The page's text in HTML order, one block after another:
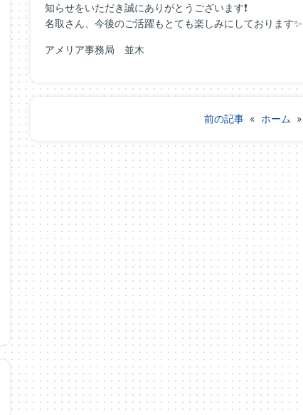
知らせをいただき誠にありがとうございます❗
名取さん、今後のご活躍もとても楽しみにしております✨
アメリア事務局 並木
前の記事 « ホーム »